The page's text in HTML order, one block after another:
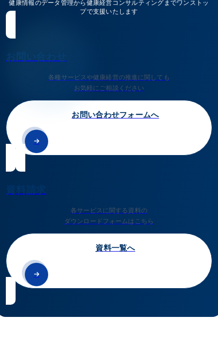
健康情報のデータ管理から健康経営コンサルティングまでワンストッ
プで支援いたします
各種サービスや健康経営の推進に関しても
お気軽にご相談ください
お問い合わせフォームへ
各サービスに関する資料の
ダウンロードフォームはこちら
資料一覧へ